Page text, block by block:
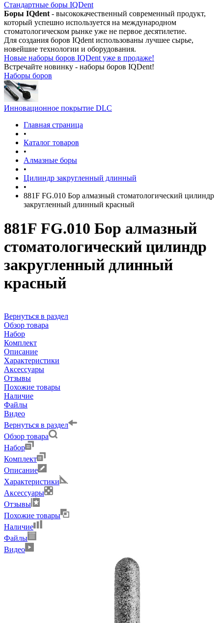
Стандартные боры IQDent
Боры IQdent - высококачественный современный продукт,
который успешно используется на международном
стоматологическом рынке уже не первое десятилетие.
Для создания боров IQdent использованы лучшее сырье,
новейшие технологии и оборудования.
Новые наборы боров IQDent уже в продаже!
Встречайте новинку - наборы боров IQDent!
Наборы боров
Инновационное покрытие DLC
Главная страница
•
Каталог товаров
•
Алмазные боры
•
Цилиндр закругленный длинный
•
881F FG.010 Бор алмазный стоматологический цилиндр
закругленный длинный красный
881F FG.010 Бор алмазный
стоматологический цилиндр
закругленный длинный
красный
Вернуться в раздел
Обзор товара
Набор
Комплект
Описание
Характеристики
Аксессуары
Отзывы
Похожие товары
Наличие
Файлы
Видео
Вернуться в раздел
Обзор товара
Набор
Комплект
Описание
Характеристики
Аксессуары
Отзывы
Похожие товары
Наличие
Файлы
Видео